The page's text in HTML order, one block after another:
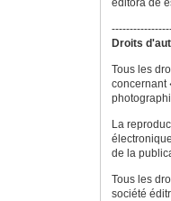
Droits
Tous les
La
de la
Tous les
société